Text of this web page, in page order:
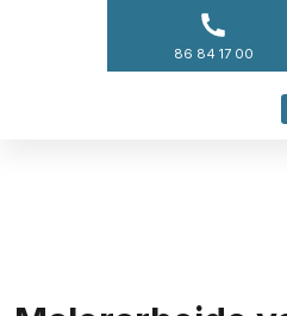
86 84 17 00​